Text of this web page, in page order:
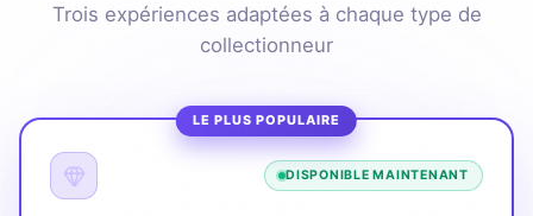
Trois expériences adaptées à chaque type de
collectionneur
LE PLUS POPULAIRE
DISPONIBLE MAINTENANT